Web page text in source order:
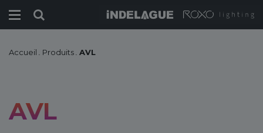
Accueil Produits AVL
AVL